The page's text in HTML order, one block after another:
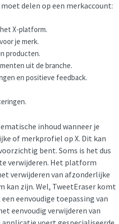
delen op een merkaccount:
X-platform.
je merk.
producten.
uit de branche.
en positieve feedback.
inhoud wanneer je
of merkprofiel op X. Dit kan
bent. Soms is het dus
verwijderen. Het platform
verwijderen van afzonderlijke
kan zijn. Wel, TweetEraser komt
eenvoudige toepassing van
eenvoudig verwijderen van